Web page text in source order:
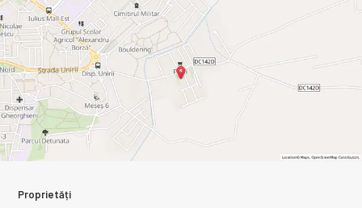
Proprietăți